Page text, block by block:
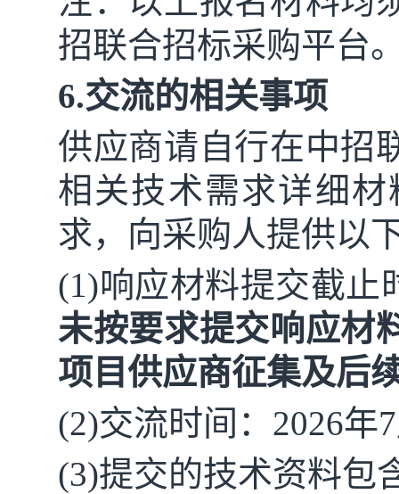
招联合招标采购平台
6.交流的相关事项
供应商请自行在中招
相关技术需求详细
求，向采购人提供以
(1)响应材料提交截止
未按要求提交响应材
项目供应商征集及后
(2)交流时间：2026年7
(3)提交的技术资料包